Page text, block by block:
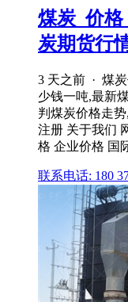
煤炭_价
炭期货行
3 天之前 · 煤
少钱一吨,最新
判煤炭价格走
注册 关于我们
格 企业价格 国
联系电话: 180